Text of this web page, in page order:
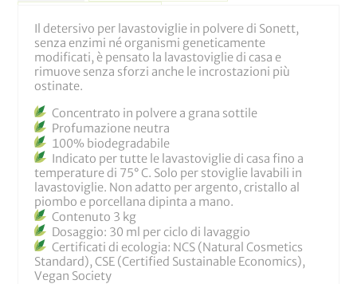
Il detersivo per lavastoviglie in polvere di Sonett,
senza enzimi né organismi geneticamente
modificati, è pensato la lavastoviglie di casa e
rimuove senza sforzi anche le incrostazioni più
ostinate.
Concentrato in polvere a grana sottile
Profumazione neutra
100% biodegradabile
Indicato per tutte le lavastoviglie di casa fino a
temperature di 75° C. Solo per stoviglie lavabili in
lavastoviglie. Non adatto per argento, cristallo al
piombo e porcellana dipinta a mano.
Contenuto 3 kg
Dosaggio: 30 ml per ciclo di lavaggio
Certificati di ecologia: NCS (Natural Cosmetics
Standard), CSE (Certified Sustainable Economics),
Vegan Society